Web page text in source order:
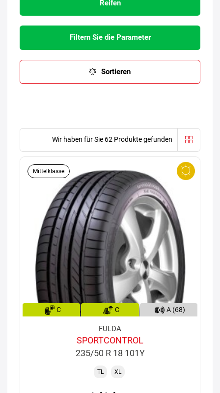
Reifen
Filtern Sie die Parameter
Sortieren
Wir haben für Sie 62 Produkte gefunden
Mittelklasse
C C A (68)
FULDA
SPORTCONTROL
235/50 R 18 101Y
TL XL